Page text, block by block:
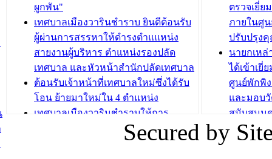
ระยะสั้น ประจำปี 2568 (หลักสูตรการ
ถักทอผลิตภัณฑ์จากถุงพลาสติก)
บทความ อื่นๆ ...
เทศบาลเ
ปรึกษาห
วัยของอ
บทความ อื่นๆ ...
ผูกพัน"
เทศบาลเมืองวารินชำราบ ยินดีต้อนรับ
ผู้ผ่านการสรรหาให้ดำรงตำแแหน่ง
สายงานผู้บริหาร ตำแหน่งรองปลัด
เทศบาล และหัวหน้าสำนักปลัดเทศบาล
ต้อนรับเจ้าหน้าที่เทศบาลใหม่ซึ่งได้รับ
โอน ย้ายมาใหม่ใน 4 ตำแหน่ง
เทศบาลเมืองวารินชำราบให้การ
ต้อนรับพนักงานเทศบาลผู้ผ่านการ
สรรหาให้ดำรงตำแหน่งสายงานผู้
ตรวจเยี่ย
ภายในศู
ปรับปรุง
นายกเห
ได้เข้าเยี่
ศูนย์พักพิ
และมอบ
สนับสนุน
ภัยน้ำท่วม
ภาพบรร
Secured by